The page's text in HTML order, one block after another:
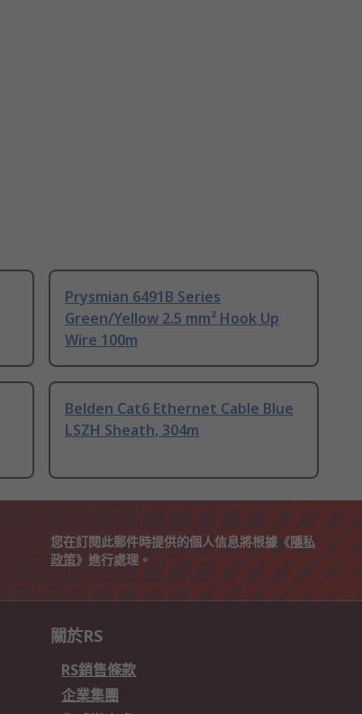
Prysmian 6491B Series
Green/Yellow 2.5 mm² Hook Up
Wire 100m
Belden Cat6 Ethernet Cable Blue
LSZH Sheath, 304m
您在訂閱此郵件時提供的個人信息將根據《隱私
政策》進行處理。
關於RS
RS銷售條款
企業集團